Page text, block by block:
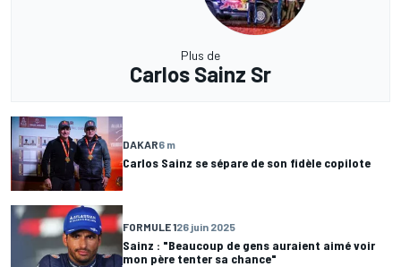
Plus de
Carlos Sainz Sr
DAKAR6 m
Carlos Sainz se sépare de son fidèle copilote
FORMULE 126 juin 2025
Sainz : "Beaucoup de gens auraient aimé voir
mon père tenter sa chance"